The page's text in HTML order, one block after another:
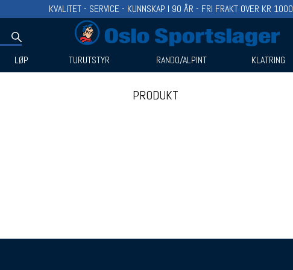
KVALITET - SERVICE - KUNNSKAP I 90 ÅR - FRI FRAKT OVER KR 1000
LØP TURUTSTYR RANDO/ALPINT KLATRING
PRODUKT